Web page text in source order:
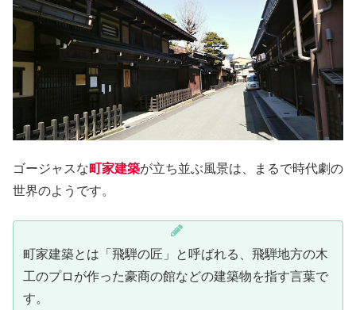
ゴージャスな町家建築が立ち並ぶ風景は、まるで時代劇の
世界のようです。
町家建築とは「飛騨の匠」と呼ばれる、飛騨地方の木
工のプロが作った豪商の館などの建築物を指す言葉で
す。